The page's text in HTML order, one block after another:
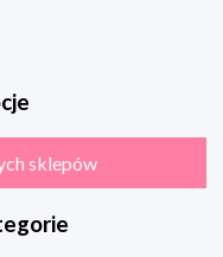
sklepów